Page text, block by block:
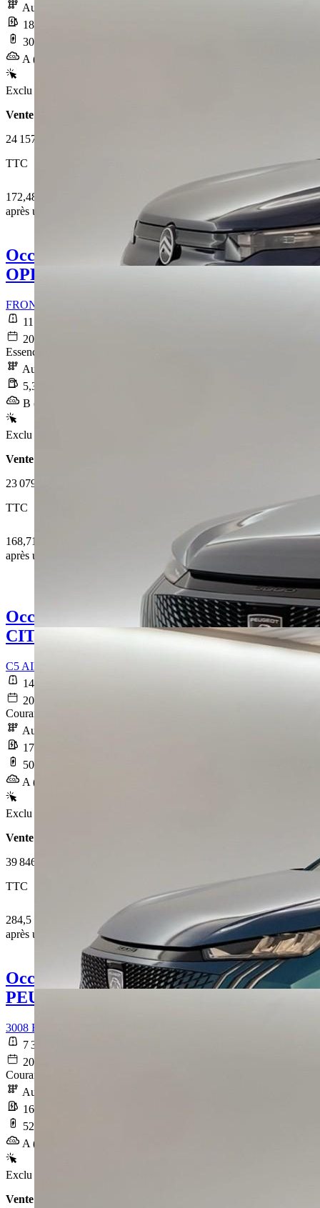
Automatique
18,3 kWh/100km
303 km
A (0 g/km)
Exclu Web
Vente 100% en ligne
24 157 €
TTC
172,48 € /Mois
après un premier loyer de 7 247,1 €
Occasion
OPEL FRONTERA
FRONTERA 1.2 Turbo Hybrid 145 ch e-DCT6 Edition
11 763 km
2025-07-09
Essence sans plomb
Automatique
5,3 l/100km
B (119 g/km)
Exclu Web
Vente 100% en ligne
23 079 €
TTC
168,71 € /Mois
après un premier loyer de 6 923,7 €
Occasion
CITROEN C5 AIRCROSS
C5 AIRCROSS e-C5 Aircross 210 ch autonomie confort Max
14 512 km
2025-11-08
Courant électrique
Automatique
17,6 kWh/100km
507 km
A (0 g/km)
Exclu Web
Vente 100% en ligne
39 846 €
TTC
284,5 € /Mois
après un premier loyer de 11 953,8 €
Occasion
PEUGEOT 3008
3008 Electrique 210 ch 73 kWh GT
7 341 km
2025-03-25
Courant électrique
Automatique
16,9 kWh/100km
523 km
A (0 g/km)
Exclu Web
Vente 100% en ligne